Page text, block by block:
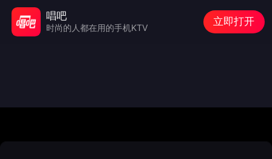
唱吧
时尚的人都在用的手机KTV
立即打开